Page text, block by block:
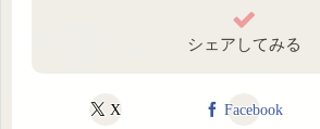
シェアしてみる
X Facebook